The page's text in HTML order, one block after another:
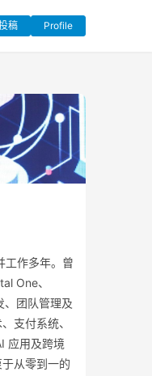
稿 Profile
工作多年。曾
One、
、团队管理及
支付系统、
应用及跨境
从零到一的